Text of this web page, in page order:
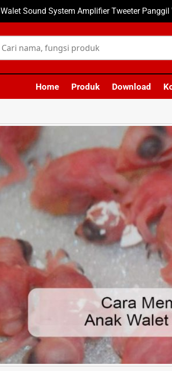
Sound System Amplifier Tweeter Panggil
Home Produk Download